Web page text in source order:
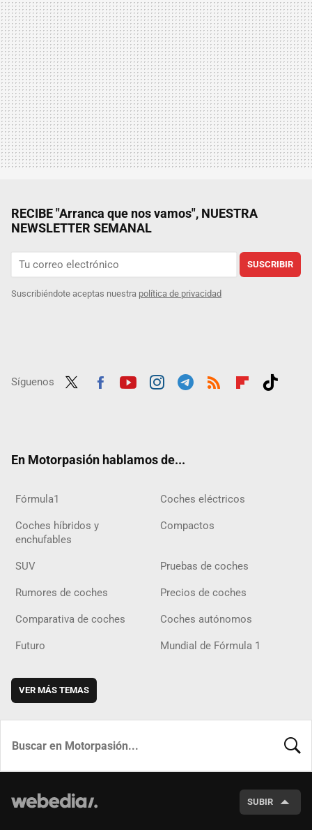
RECIBE "Arranca que nos vamos", NUESTRA
NEWSLETTER SEMANAL
SUSCRIBIR
Suscribiéndote aceptas nuestra política de privacidad
Síguenos
En Motorpasión hablamos de...
Fórmula1 Coches eléctricos
Coches híbridos y
enchufables
Compactos
SUV Pruebas de coches
Rumores de coches Precios de coches
Comparativa de coches Coches autónomos
Futuro Mundial de Fórmula 1
VER MÁS TEMAS
SUBIR